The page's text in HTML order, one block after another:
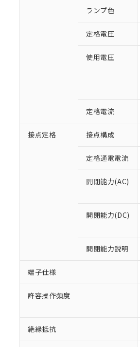
ランプ色
定格電圧
使用電圧
定格電流
接点定格 接点構成
定格通電電流
開閉能力(AC)
開閉能力(DC)
開閉能力説明
端子仕様
許容操作頻度
絶縁抵抗